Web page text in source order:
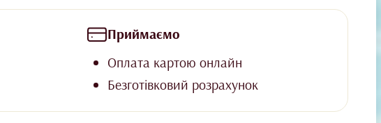
Приймаємо
Оплата картою онлайн
Безготівковий розрахунок